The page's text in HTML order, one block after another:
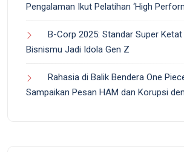
Pengalaman Ikut Pelatihan ‘High
B-Corp 2025: Standar Super Ketat
Bisnismu Jadi Idola Gen Z
Rahasia di Balik Bendera One
Sampaikan Pesan HAM dan Korupsi